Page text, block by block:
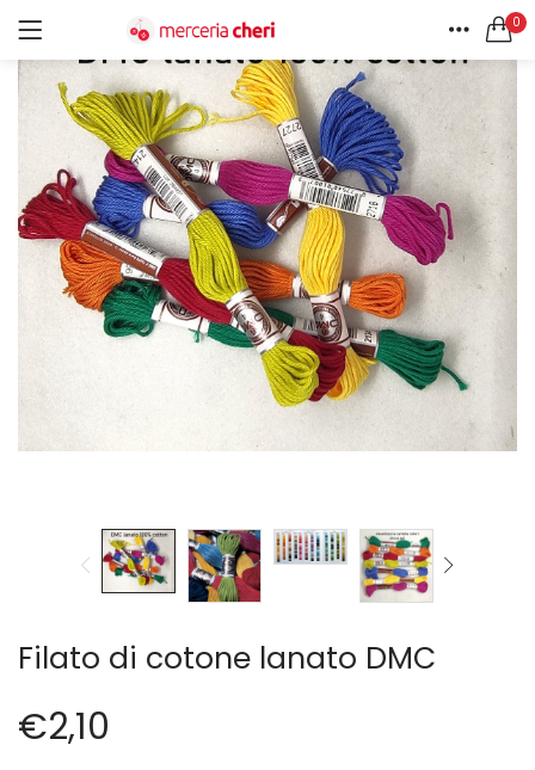
0
HOME
ACCOUNT
ACCEDI REGISTRATI
Ricordami
Password dimenticata?
CERCA IN:
Tutte le categorie
Accessori Design (56)
Accessori merceria (94)
Cesti portalavoro (8)
Aghi e spilli (24)
Applicazioni (26)
Alamari (5)
Cerniere lampo / Zip/Fibbie (27)
Elastici (10)
filati cucirini e affini (9)
Fodere (5)
LANA (27)
Filato di cotone lanato DMC
€2,10